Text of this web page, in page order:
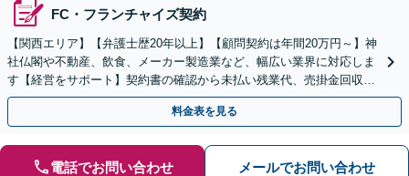
FC・フランチャイズ契約
【関西エリア】【弁護士歴20年以上】【顧問契約は年間20万円～】神
社仏閣や不動産、飲食、メーカー製造業など、幅広い業界に対応しま
す【経営をサポート】契約書の確認から未払い残業代、売掛金回収、
事業承継までお任せください【初回面談無料】
料金表を見る
電話でお問い合わせ メールでお問い合わせ